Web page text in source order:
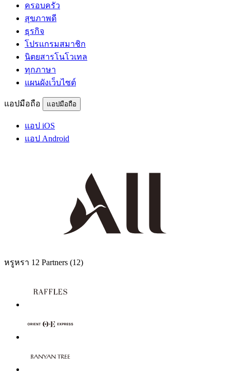
ครอบครัว
สุขภาพดี
ธุรกิจ
โปรแกรมสมาชิก
นิตยสารโนโวเทล
ทุกภาษา
แผนผังเว็บไซต์
แอปมือถือ แอปมือถือ
แอป iOS
แอป Android
หรูหรา 12 Partners (12)